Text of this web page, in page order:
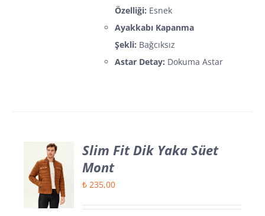
Özelliği: Esnek
Ayakkabı Kapanma
Şekli: Bağcıksız
Astar Detay: Dokuma Astar
Slim Fit Dik Yaka Süet
Mont
₺ 235,00